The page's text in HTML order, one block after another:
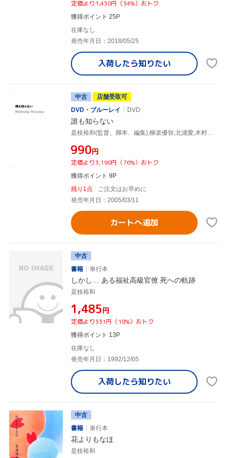
定価より1,430円（34%）おトク
獲得ポイント 25P
在庫なし
発売年月日：2018/05/25
入荷したら知りたい
中古
店舗受取可
DVD・ブルーレイ
DVD
誰も知らない
是枝裕和(監督、脚本、編集),柳楽優弥,北浦愛,木村飛影,清水萌々子,韓英恵,YOU,平泉成
¥990円
定価より3,190円（76%）おトク
獲得ポイント 9P
残り1点
ご注文はお早めに
発売年月日：2005/03/11
カートへ追加
中古
書籍
単行本
しかし… ある福祉高級官僚 死への軌跡
是枝裕和
¥1,485円
定価より331円（18%）おトク
獲得ポイント 13P
在庫なし
発売年月日：1992/12/05
入荷したら知りたい
中古
書籍
単行本
花よりもなほ
是枝裕和